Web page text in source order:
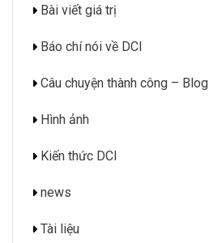
Bài viết giá trị
Báo chí nói về DCI
Câu chuyện thành công – Blog
Hình ảnh
Kiến thức DCI
news
Tài liệu